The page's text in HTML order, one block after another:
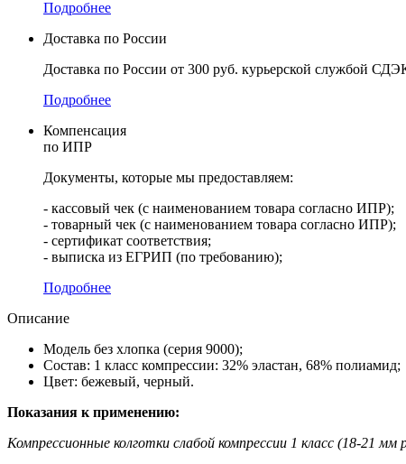
Подробнее
Доставка по России
Доставка по России от 300 руб. курьерской службой
Подробнее
Компенсация
по ИПР
Документы, которые мы предоставляем:
- кассовый чек (с наименованием товара согласно ИПР);
- товарный чек (с наименованием товара согласно ИПР);
- сертификат соответствия;
- выписка из ЕГРИП (по требованию);
Подробнее
Описание
Модель без хлопка (серия 9000);
Состав: 1 класс компрессии: 32% эластан, 68% полиамид;
Цвет: бежевый, черный.
Показания к применению:
Компрессионные колготки слабой компрессии 1 класс (18-21 мм